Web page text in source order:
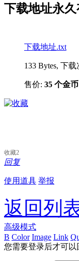
下载地址永久
下载地址.txt
133 Bytes, 下
售价: 35 个金币
收藏2
回复
使用道具 举报
返回列
高级模式
B Color Image Link
您需要登录后才可以